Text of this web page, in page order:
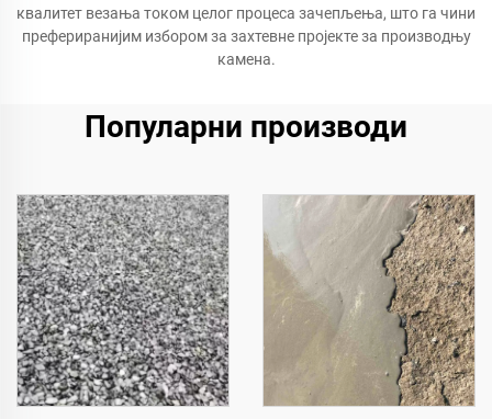
квалитет везања током целог процеса зачепљења, што га чини
префериранијим избором за захтевне пројекте за производњу
камена.
Популарни производи